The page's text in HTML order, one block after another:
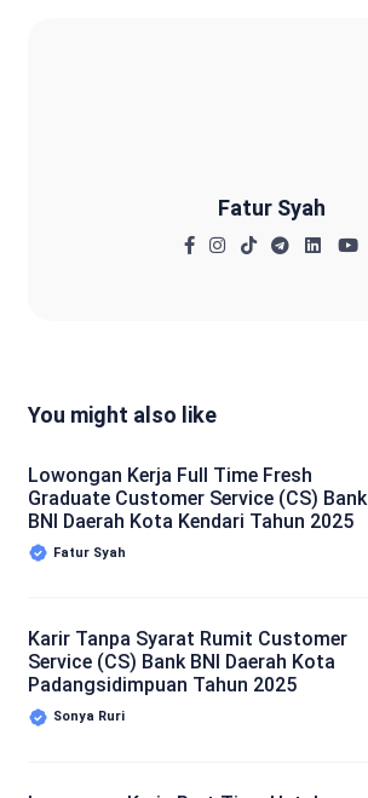
Fatur Syah
You might also like
Lowongan Kerja Full Time Fresh
Graduate Customer Service (CS) Bank
BNI Daerah Kota Kendari Tahun 2025
Fatur Syah
Karir Tanpa Syarat Rumit Customer
Service (CS) Bank BNI Daerah Kota
Padangsidimpuan Tahun 2025
Sonya Ruri